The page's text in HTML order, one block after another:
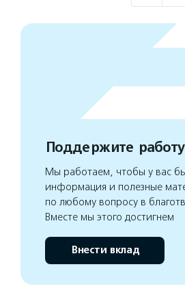
Поддержите
Мы работаем, чтобы у вас
информация и полезные
по любому вопросу в
Вместе мы этого достигнем
Внести вклад